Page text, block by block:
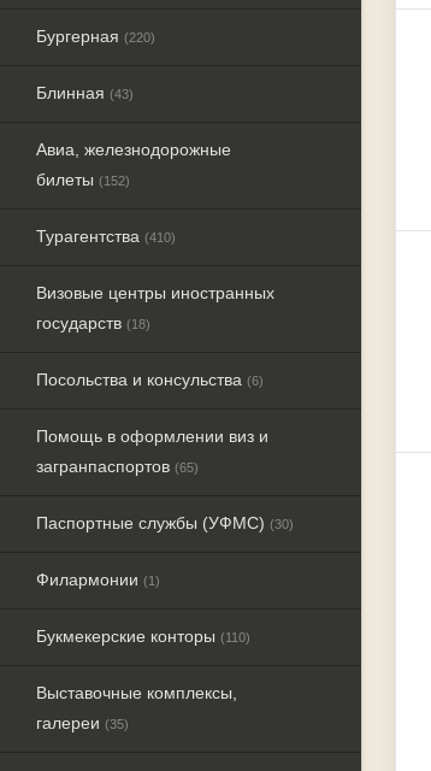
Бургерная (220)
Блинная (43)
Авиа, железнодорожные
билеты (152)
Турагентства (410)
Визовые центры иностранных
государств (18)
Посольства и консульства (6)
Помощь в оформлении виз и
загранпаспортов (65)
Паспортные службы (УФМС) (30)
Филармонии (1)
Букмекерские конторы (110)
Выставочные комплексы,
галереи (35)